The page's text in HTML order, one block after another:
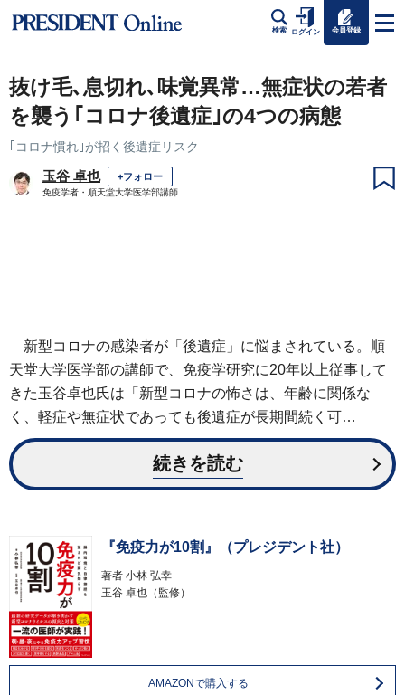
検索 ログイン 会員登録
抜け毛､息切れ､味覚異常…無症状の若者
を襲う｢コロナ後遺症｣の4つの病態
｢コロナ慣れ｣が招く後遺症リスク
玉谷 卓也 +フォロー
免疫学者・順天堂大学医学部講師
新型コロナの感染者が「後遺症」に悩まされている。順
天堂大学医学部の講師で、免疫学研究に20年以上従事して
きた玉谷卓也氏は「新型コロナの怖さは、年齢に関係な
く、軽症や無症状であっても後遺症が長期間続く可…
続きを読む
『免疫力が10割』（プレジデント社）
著者 小林 弘幸
玉谷 卓也（監修）
AMAZONで購入する